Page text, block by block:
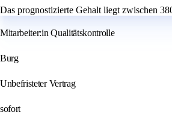
Das prognostizierte Gehalt liegt zwischen
Mitarbeiter:in Qualitätskontrolle
Burg
Unbefristeter Vertrag
sofort